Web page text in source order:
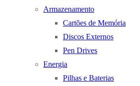
Armazenamento
Cartões de Memória
Discos Externos
Pen Drives
Energia
Pilhas e Baterias